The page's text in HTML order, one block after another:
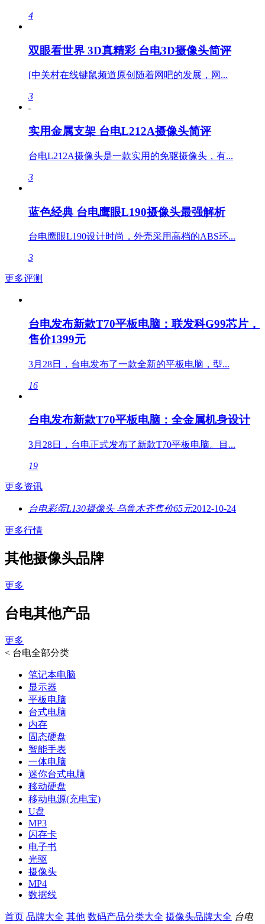
4
双眼看世界 3D真精彩 台电3D摄像头简评
[中关村在线键鼠频道原创随着网吧的发展，网...
3
实用金属支架 台电L212A摄像头简评
台电L212A摄像头是一款实用的免驱摄像头，有...
3
蓝色经典 台电鹰眼L190摄像头最强解析
台电鹰眼L190设计时尚，外壳采用高档的ABS环...
3
更多评测
台电发布新款T70平板电脑：联发科G99芯片，
售价1399元
3月28日，台电发布了一款全新的平板电脑，型...
16
台电发布新款T70平板电脑：全金属机身设计
3月28日，台电正式发布了新款T70平板电脑。目...
19
更多资讯
台电彩蛋L130摄像头 乌鲁木齐售价65元2012-10-24
更多行情
其他摄像头品牌
更多
台电其他产品
更多
< 台电全部分类
笔记本电脑
显示器
平板电脑
台式电脑
内存
固态硬盘
智能手表
一体电脑
迷你台式电脑
移动硬盘
移动电源(充电宝)
U盘
MP3
闪存卡
电子书
光驱
摄像头
MP4
数据线
首页 品牌大全 其他 数码产品分类大全 摄像头品牌大全 台电